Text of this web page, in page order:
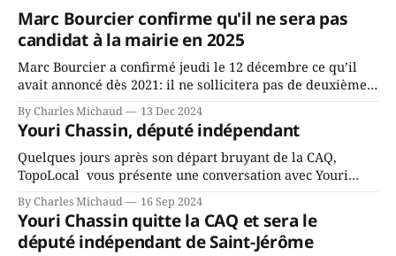
Marc Bourcier confirme qu'il ne sera pas
candidat à la mairie en 2025
Marc Bourcier a confirmé jeudi le 12 décembre ce qu’il
avait annoncé dès 2021: il ne sollicitera pas de deuxième
mandat à titre de maire de Saint-Jérôme. Bourcier en a
fait l’annonce en s’adressant aux employés de la ville,
rassemblés en soirée pour leur traditionnel souper
By Charles Michaud 13 Dec 2024
Youri Chassin, député indépendant
Quelques jours après son départ bruyant de la CAQ,
TopoLocal vous présente une conversation avec Youri
Chassin. Nous avons causé de sa décision. Y songeait-il
depuis longtemps? Sera-t-il candidat indépendant dans 2
ans? Joindrait-il un autre parti, par exemple les
conservateurs d’Éric Duhaime? Que lui
By Charles Michaud 16 Sep 2024
Youri Chassin quitte la CAQ et sera le
député indépendant de Saint-Jérôme